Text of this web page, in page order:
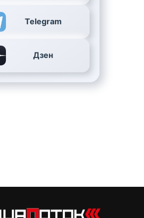
Telegram
Дзен